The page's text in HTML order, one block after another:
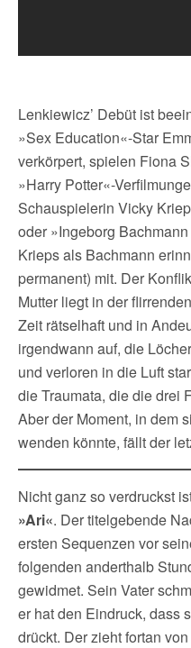
Lenkiewicz’ Debüt ist
»Sex Education«-Star
verkörpert, spielen Fiona
»Harry Potter«-
Schauspielerin Vicky
oder »Ingeborg
Krieps als Bachmann
permanent) mit. Der
Mutter liegt in der
Zeit rätselhaft und in
irgendwann auf, die
und verloren in die Luft
die Traumata, die die drei
Aber der Moment, in dem
wenden könnte, fällt der
Nicht ganz so verdruckst
»Ari«. Der titelgebende
ersten Sequenzen vor
folgenden anderthalb
gewidmet. Sein Vater
er hat den Eindruck, dass
drückt. Der zieht fortan